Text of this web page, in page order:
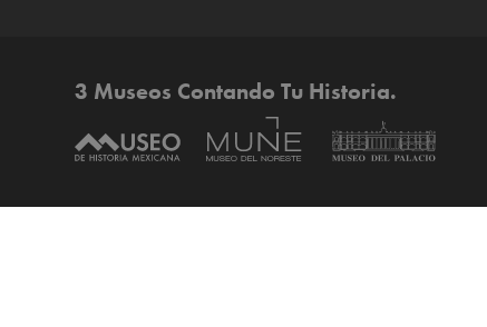
3 Museos Contando Tu Historia.